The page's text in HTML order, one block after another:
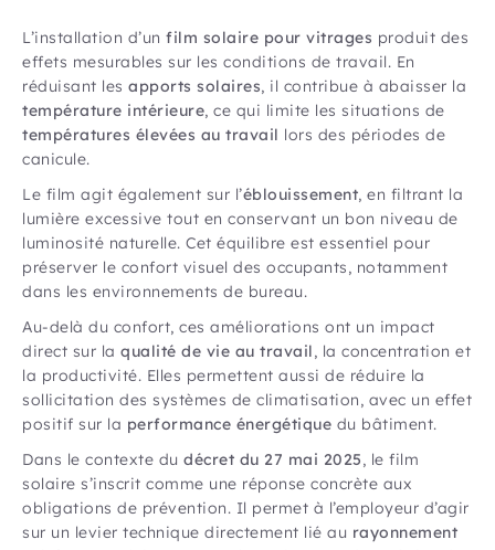
L’installation d’un film solaire pour vitrages produit des
effets mesurables sur les conditions de travail. En
réduisant les apports solaires, il contribue à abaisser la
température intérieure, ce qui limite les situations de
températures élevées au travail lors des périodes de
canicule.
Le film agit également sur l’éblouissement, en filtrant la
lumière excessive tout en conservant un bon niveau de
luminosité naturelle. Cet équilibre est essentiel pour
préserver le confort visuel des occupants, notamment
dans les environnements de bureau.
Au-delà du confort, ces améliorations ont un impact
direct sur la qualité de vie au travail, la concentration et
la productivité. Elles permettent aussi de réduire la
sollicitation des systèmes de climatisation, avec un effet
positif sur la performance énergétique du bâtiment.
Dans le contexte du décret du 27 mai 2025, le film
solaire s’inscrit comme une réponse concrète aux
obligations de prévention. Il permet à l’employeur d’agir
sur un levier technique directement lié au rayonnement